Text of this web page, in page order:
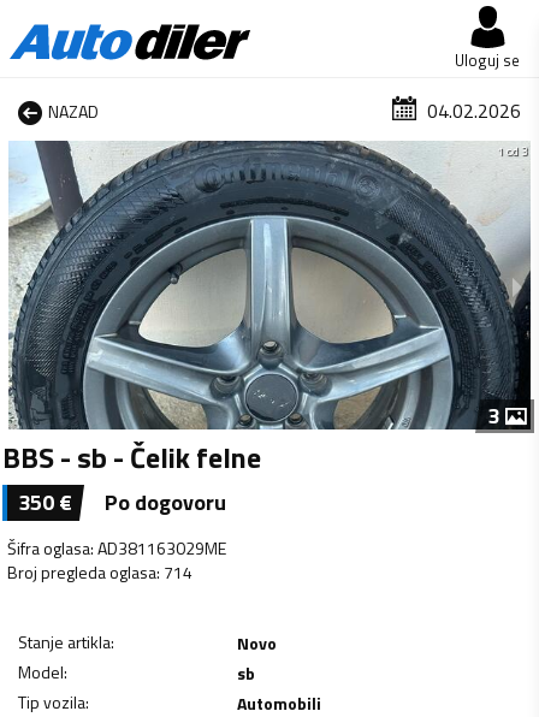
Uloguj se
NAZAD 04.02.2026
1 od 3
3
BBS - sb - Čelik felne
350€ Po dogovoru
Šifra oglasa:AD381163029ME
Broj pregleda oglasa: 714
Stanje artikla:
Novo
Model:
sb
Tip vozila:
Automobili